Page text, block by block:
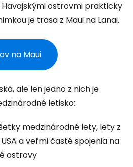
ostrovmi prakticky
je trasa z Maui na Lanai.
na Maui
ale len jedno z nich je
letisko:
medzinárodné lety, lety z
a veľmi časté spojenia na
ostrovy